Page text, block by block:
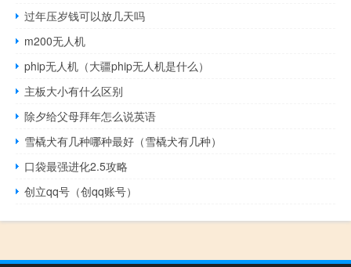
过年压岁钱可以放几天吗
m200无人机
phip无人机（大疆phip无人机是什么）
主板大小有什么区别
除夕给父母拜年怎么说英语
雪橇犬有几种哪种最好（雪橇犬有几种）
口袋最强进化2.5攻略
创立qq号（创qq账号）